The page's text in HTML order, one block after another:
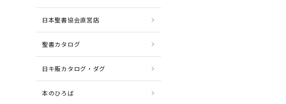
日本聖書協会直営店
聖書カタログ
日キ販カタログ・ダグ
本のひろば